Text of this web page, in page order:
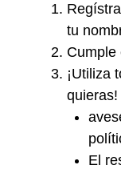
tu
Cumple
¡Utiliza
quieras!
El